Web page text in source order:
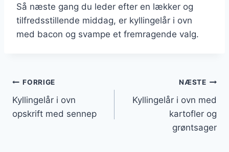
Så næste gang du leder efter en lækker og
tilfredsstillende middag, er kyllingelår i ovn
med bacon og svampe et fremragende valg.
Indlægsnavigation
FORRIGE
Kyllingelår i ovn
opskrift med sennep
NÆSTE
Kyllingelår i ovn med
kartofler og
grøntsager